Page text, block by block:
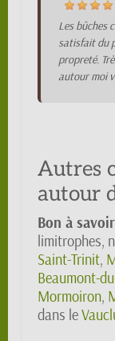
Les bûches
satisfait du
propreté.
autour moi
Autres
autour
Bon à
limitrophes,
Saint-Trinit,
Beaumont-
Mormoiron,
dans le